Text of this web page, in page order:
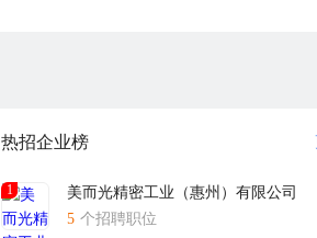
热招企业榜
1
美而光精密工业（惠州）有限公司
5 个招聘职位